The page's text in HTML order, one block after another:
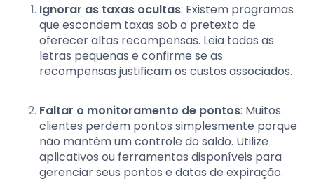
Ignorar as taxas ocultas: Existem programas
que escondem taxas sob o pretexto de
oferecer altas recompensas. Leia todas as
letras pequenas e confirme se as
recompensas justificam os custos associados.
Faltar o monitoramento de pontos: Muitos
clientes perdem pontos simplesmente porque
não mantêm um controle do saldo. Utilize
aplicativos ou ferramentas disponíveis para
gerenciar seus pontos e datas de expiração.